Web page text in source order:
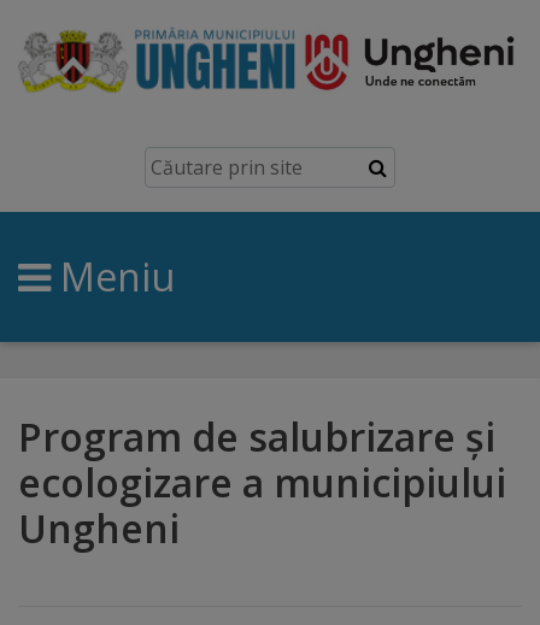
Ungheni
Prezentare
generală
Simbolurile
brand
Orașe
înfrățite
Meniu
Program de salubrizare și
ecologizare a municipiului
Ungheni